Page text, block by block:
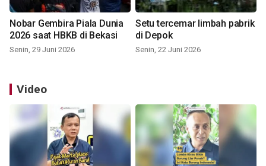
Nobar Gembira Piala Dunia
2026 saat HBKB di Bekasi
Senin, 29 Juni 2026
Setu tercemar limbah pabrik
di Depok
Senin, 22 Juni 2026
Video